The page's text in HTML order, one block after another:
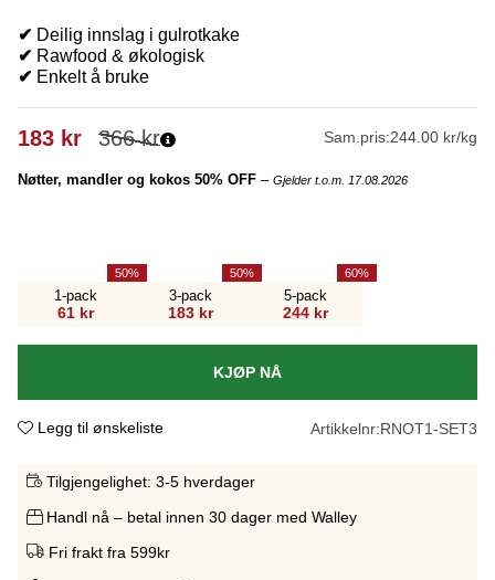
✔ Deilig innslag i gulrotkake
✔ Rawfood & økologisk
✔ Enkelt å bruke
366kr
183 kr Sam.pris:244.00 kr/kg
Nøtter, mandler og kokos 50% OFF – Gjelder t.o.m. 17.08.2026
1-pack
61 kr
50
3-pack
183 kr
50
5-pack
244 kr
60
KJØP NÅ
Legg til ønskeliste Artikkelnr:RNOT1-SET3
Tilgjengelighet: 3-5 hverdager
Handl nå – betal innen 30 dager med Walley
Fri frakt fra 599kr